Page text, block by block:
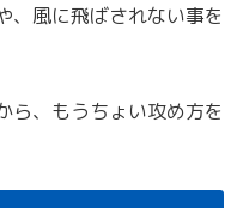
、風に飛ばされない事を
ら、もうちょい攻め方を